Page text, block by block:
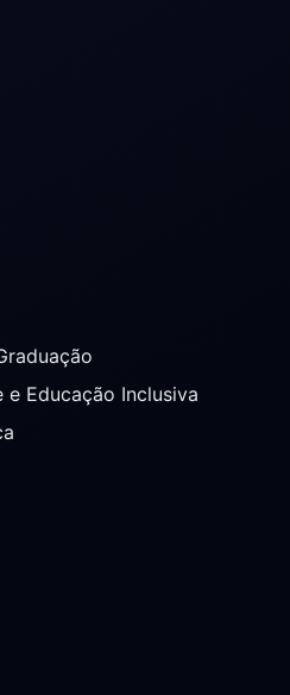
Educação Inclusiva